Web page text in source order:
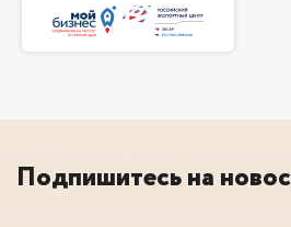
Подпишитесь на